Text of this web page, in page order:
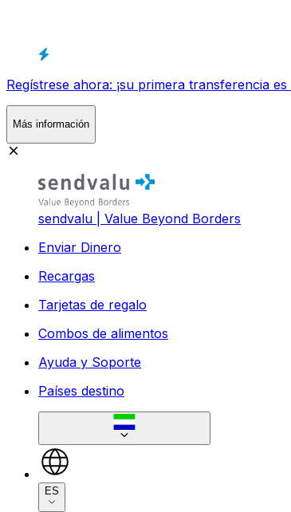
Regístrese ahora: ¡su primera transferencia es
Más información
sendvalu | Value Beyond Borders
Enviar Dinero
Recargas
Tarjetas de regalo
Combos de alimentos
Ayuda y Soporte
Países destino
ES